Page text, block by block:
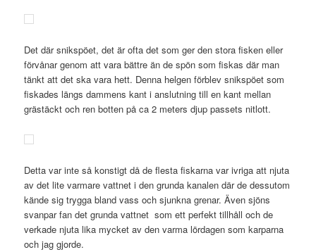
Det där snikspöet, det är ofta det som ger den stora fisken eller
förvånar genom att vara bättre än de spön som fiskas där man
tänkt att det ska vara hett. Denna helgen förblev snikspöet som
fiskades längs dammens kant i anslutning till en kant mellan
grästäckt och ren botten på ca 2 meters djup passets nitlott.
Detta var inte så konstigt då de flesta fiskarna var ivriga att njuta
av det lite varmare vattnet i den grunda kanalen där de dessutom
kände sig trygga bland vass och sjunkna grenar. Även sjöns
svanpar fan det grunda vattnet som ett perfekt tillhåll och de
verkade njuta lika mycket av den varma lördagen som karparna
och jag gjorde.